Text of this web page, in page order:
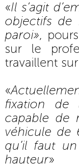
«Il s’agit
objectifs de
paroi»,
sur le
travaillent
«
fixation de
capable de
véhicule de
qu’il faut
hauteur»